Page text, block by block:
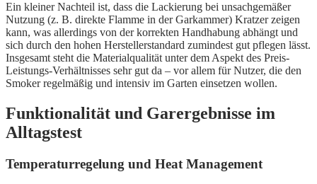
Ein kleiner Nachteil ist, dass die Lackierung bei unsachgemäßer
Nutzung (z. B. direkte Flamme in der Garkammer) Kratzer zeigen
kann, was allerdings von der korrekten Handhabung abhängt und
sich durch den hohen Herstellerstandard zumindest gut pflegen lässt.
Insgesamt steht die Materialqualität unter dem Aspekt des Preis-
Leistungs-Verhältnisses sehr gut da – vor allem für Nutzer, die den
Smoker regelmäßig und intensiv im Garten einsetzen wollen.
Funktionalität und Garergebnisse im
Alltagstest
Temperaturregelung und Heat Management